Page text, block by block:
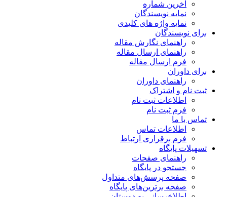
آخرین شماره
نمایه نویسندگان
نمایه واژه های کلیدی
برای نویسندگان
راهنمای نگارش مقاله
راهنمای ارسال مقاله
فرم ارسال مقاله
برای داوران
راهنمای داوران
ثبت نام و اشتراک
اطلاعات ثبت نام
فرم ثبت نام
تماس با ما
اطلاعات تماس
فرم برقراری ارتباط
تسهیلات پایگاه
راهنمای صفحات
جستجو در پایگاه
صفحه پرسش‌های متداول
صفحه برترین‌های پایگاه